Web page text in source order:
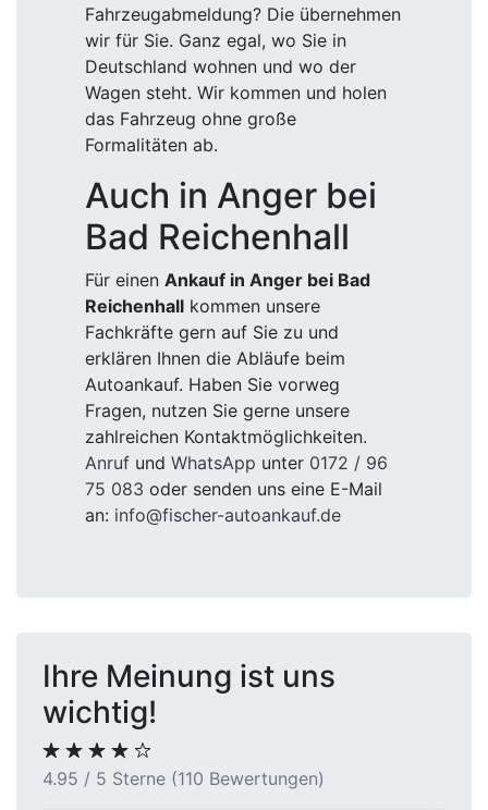
Fahrzeugabmeldung? Die übernehmen
wir für Sie. Ganz egal, wo Sie in
Deutschland wohnen und wo der
Wagen steht. Wir kommen und holen
das Fahrzeug ohne große
Formalitäten ab.
Auch in Anger bei
Bad Reichenhall
Für einen Ankauf in Anger bei Bad
Reichenhall kommen unsere
Fachkräfte gern auf Sie zu und
erklären Ihnen die Abläufe beim
Autoankauf. Haben Sie vorweg
Fragen, nutzen Sie gerne unsere
zahlreichen Kontaktmöglichkeiten.
Anruf und WhatsApp unter 0172 / 96
75 083 oder senden uns eine E-Mail
an: info@fischer-autoankauf.de
Ihre Meinung ist uns
wichtig!
4.95 / 5 Sterne (110 Bewertungen)